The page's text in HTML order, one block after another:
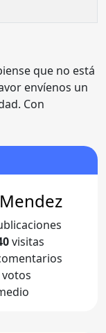
que no está
envíenos un
Con
visitas
votos